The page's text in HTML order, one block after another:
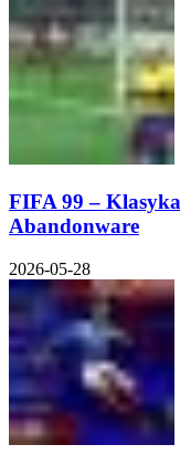
FIFA 99 –
Abandonware
2026-05-28